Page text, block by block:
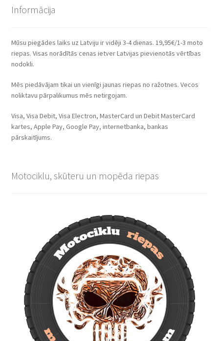
Informācija
Mūsu piegādes laiks uz Latviju ir vidēji 3-4 dienas. 19,95€/1-3 moto
riepas. Visas norādītās cenas ietver Latvijas pievienotās vērtības
nodokli.
Mēs piedāvājam tikai un vienīgi jaunas riepas no ražotnes. Vecos
noliktavu pārpalikumus mēs netirgojam.
Visa, Visa Debit, Visa Electron, MasterCard un Debit MasterCard
kartes, Apple Pay, Google Pay, internetbanka, bankas
pārskaitījums.
Motociklu, skūteru un mopēda riepas